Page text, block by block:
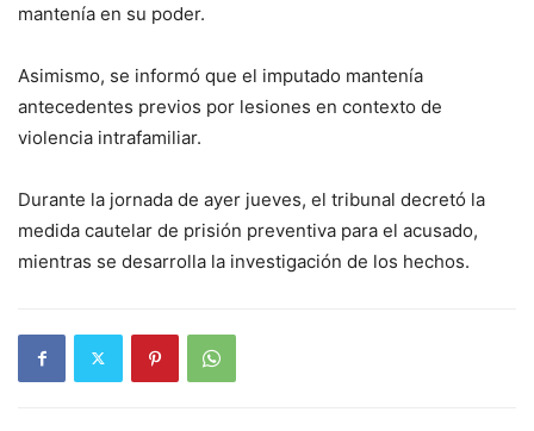
mantenía en su poder.
Asimismo, se informó que el imputado mantenía
antecedentes previos por lesiones en contexto de
violencia intrafamiliar.
Durante la jornada de ayer jueves, el tribunal decretó la
medida cautelar de prisión preventiva para el acusado,
mientras se desarrolla la investigación de los hechos.